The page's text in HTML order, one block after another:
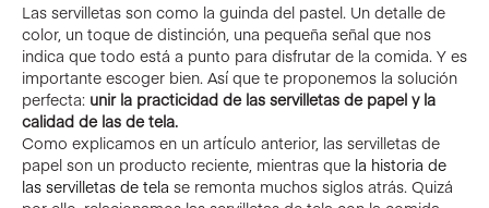
Las servilletas son como la guinda del pastel. Un detalle de
color, un toque de distinción, una pequeña señal que nos
indica que todo está a punto para disfrutar de la comida. Y es
importante escoger bien. Así que te proponemos la solución
perfecta: unir la practicidad de las servilletas de papel y la
calidad de las de tela.
Como explicamos en un artículo anterior, las servilletas de
papel son un producto reciente, mientras que la historia de
las servilletas de tela se remonta muchos siglos atrás. Quizá